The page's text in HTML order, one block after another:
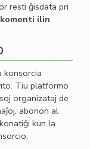
resti ĝisdata pri
ilin.
konsorcia
Tiu platformo
organizataj de
abonon al
kun la